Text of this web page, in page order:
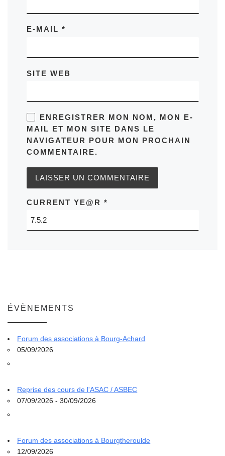
E-MAIL *
SITE WEB
ENREGISTRER MON NOM, MON E-
MAIL ET MON SITE DANS LE
NAVIGATEUR POUR MON PROCHAIN
COMMENTAIRE.
CURRENT YE@R *
ÉVÈNEMENTS
Forum des associations à Bourg-Achard
05/09/2026
Reprise des cours de l'ASAC / ASBEC
07/09/2026 - 30/09/2026
Forum des associations à Bourgtheroulde
12/09/2026